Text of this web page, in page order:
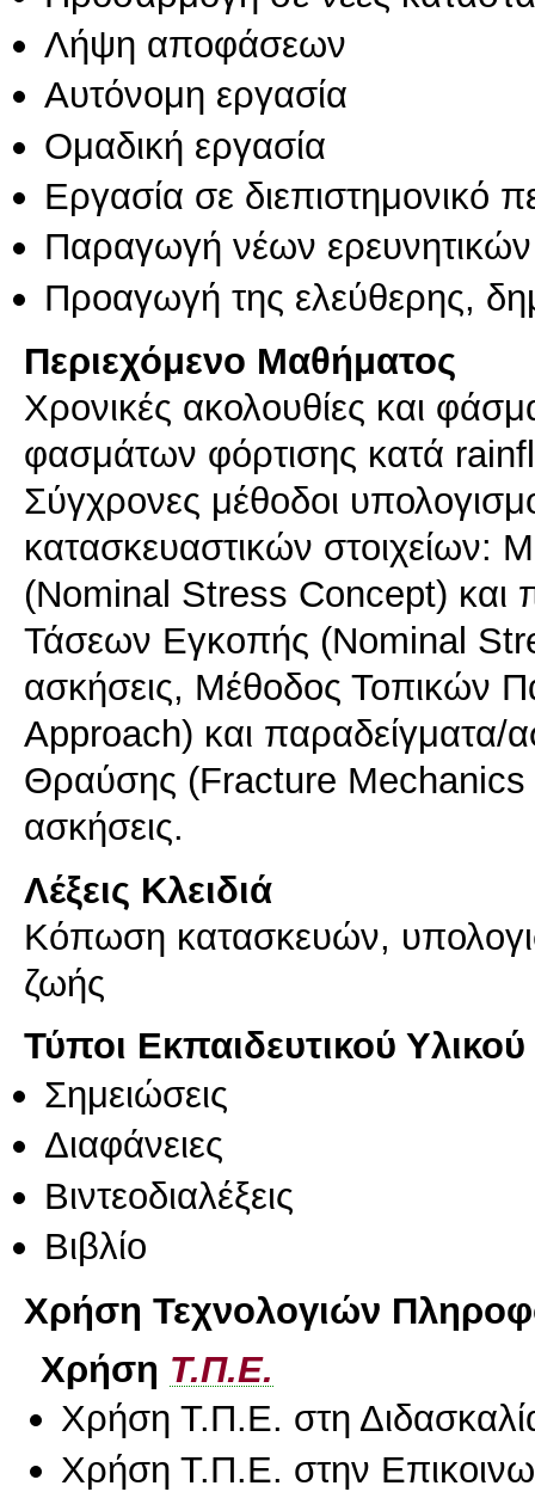
Λήψη αποφάσεων
Αυτόνομη εργασία
Ομαδική εργασία
Εργασία σε διεπιστημονικό
Παραγωγή νέων
Προαγωγή της ελεύθερης,
Περιεχόμενο Μαθήματος
Χρονικές ακολουθίες και
φασμάτων φόρτισης κατά
Σύγχρονες μέθοδοι
κατασκευαστικών
(Nominal Stress Concept) και
Τάσεων Εγκοπής (Nominal
ασκήσεις, Μέθοδος Τοπικών
Approach) και παραδείγματα/
Θραύσης (Fracture Mechanics
ασκήσεις.
Λέξεις Κλειδιά
Κόπωση κατασκευών,
ζωής
Τύποι Εκπαιδευτικού Υλικού
Σημειώσεις
Διαφάνειες
Βιντεοδιαλέξεις
Βιβλίο
Χρήση Τεχνολογιών
Χρήση Τ.Π.Ε.
Χρήση Τ.Π.Ε. στη
Χρήση Τ.Π.Ε. στην